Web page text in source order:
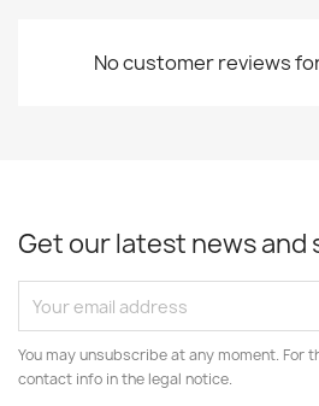
No customer reviews
Get our latest news and
You may unsubscribe at any moment. For
contact info in the legal notice.